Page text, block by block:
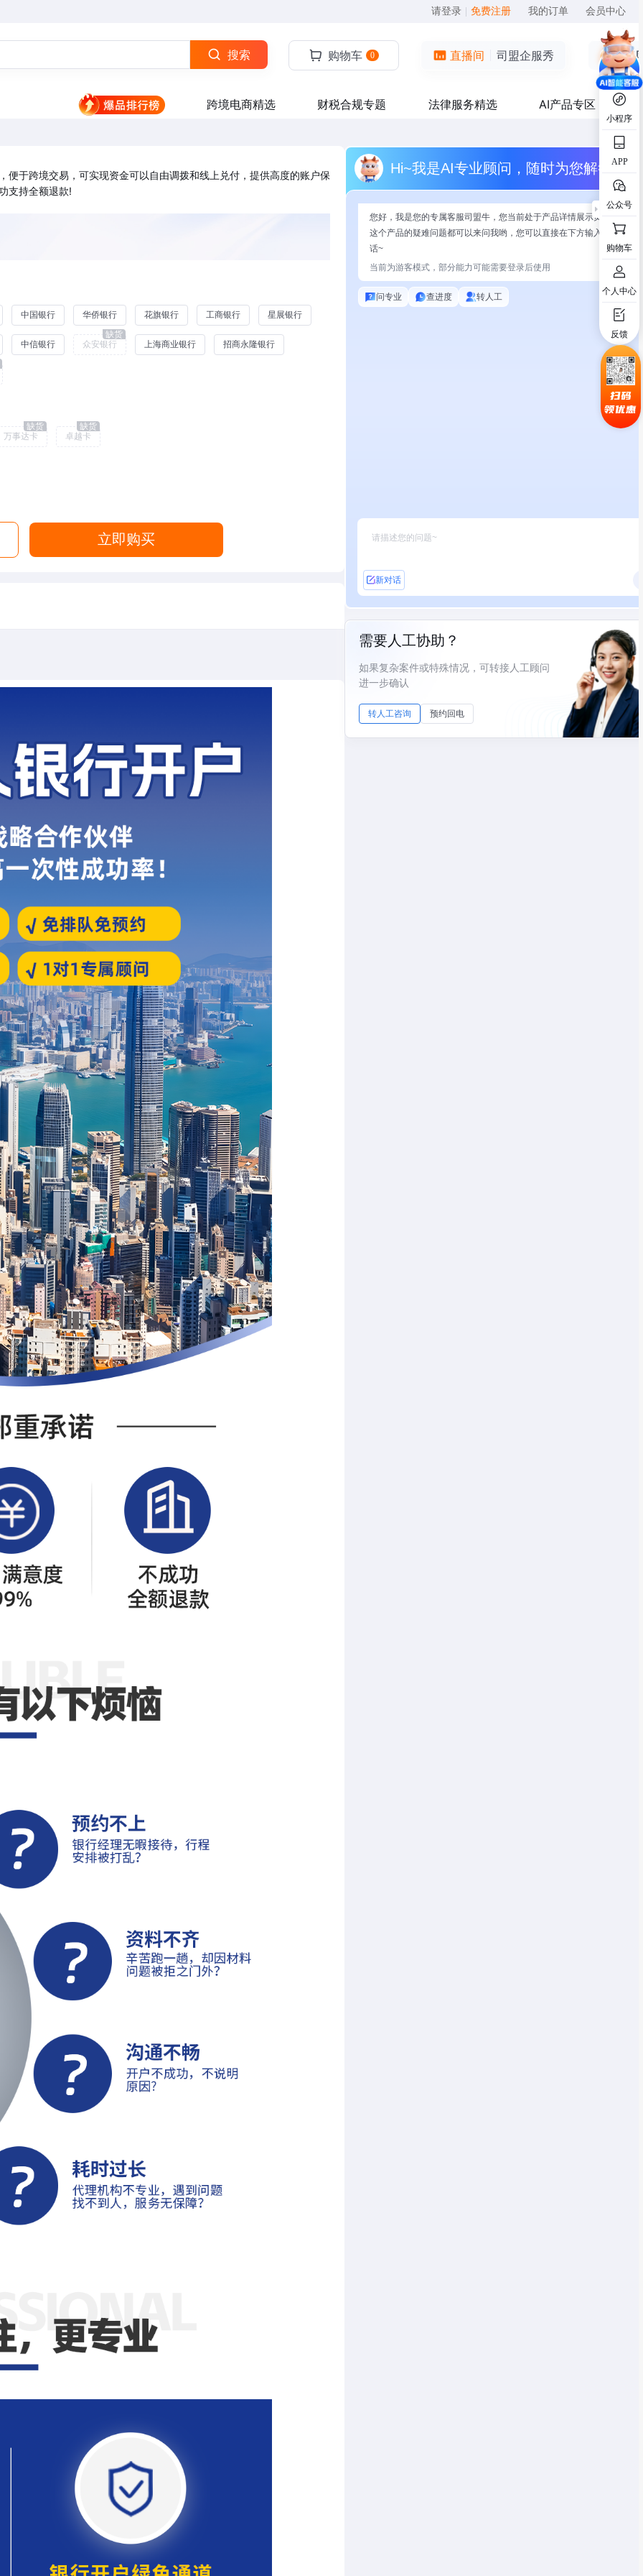
请登录 免费注册 我的订单 会员中心
小程序
APP
公众号
购物车
个人中心
反馈
扫码
领优惠
搜索 购物车 0 直播间 司盟企服秀
跨境电商精选 财税合规专题 法律服务精选 AI产品专区
便于跨境交易，可实现资金可以自由调拨和线上兑付，提供高度的账户保
支持全额退款!
中国银行 华侨银行 花旗银行 工商银行 星展银行
中信银行
缺货
众安银行
上海商业银行 招商永隆银行
缺货
万事达卡
缺货
卓越卡
立即购买
Hi~我是AI专业顾问，随时为您解答
您好，我是您的专属客服司盟牛，您当前处于产品详情展示页面，有关
这个产品的疑难问题都可以来问我哟，您可以直接在下方输入问题开始
话~
当前为游客模式，部分能力可能需要登录后使用
问专业 查进度 转人工
新对话
需要人工协助？
如果复杂案件或特殊情况，可转接人工顾问
进一步确认
转人工咨询 预约回电